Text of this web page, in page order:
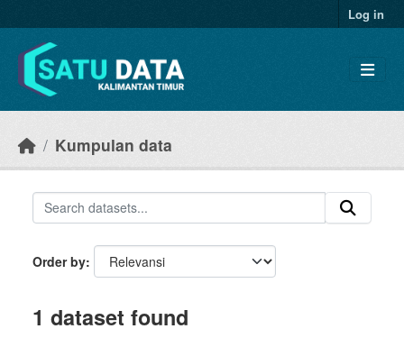
Log in
Kumpulan data
Order by
1 dataset found